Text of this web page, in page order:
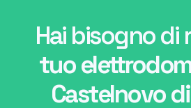
Hai bisogno di
tuo
Castelnovo